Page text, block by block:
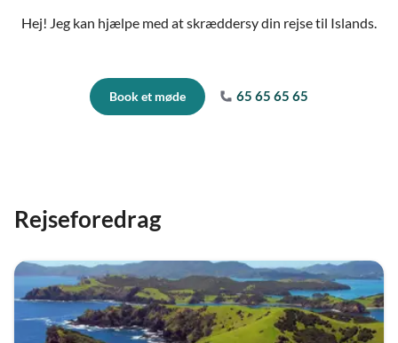
Hej! Jeg kan hjælpe med at skræddersy din rejse til Islands.
Book et møde 65 65 65 65
Rejseforedrag